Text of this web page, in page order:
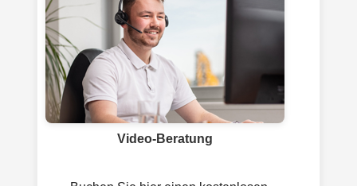
Video-Beratung